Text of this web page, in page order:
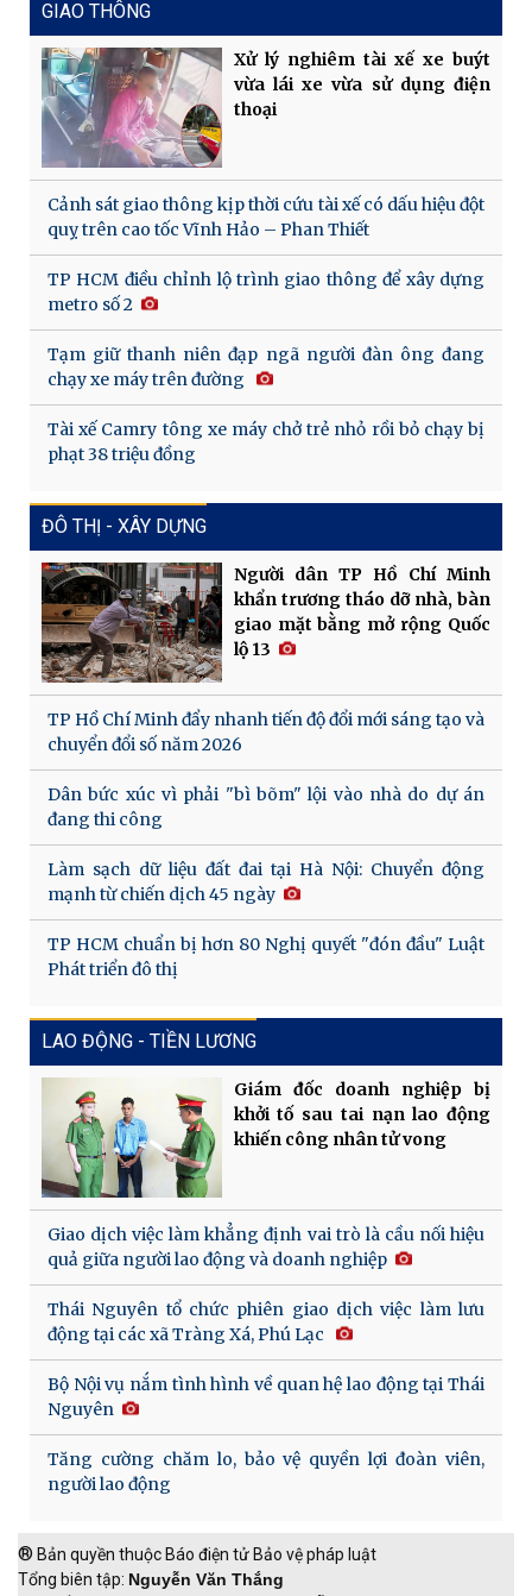
GIAO THÔNG
Xử lý nghiêm tài xế xe buýt
vừa lái xe vừa sử dụng điện
thoại
Cảnh sát giao thông kịp thời cứu tài xế có dấu hiệu đột
quỵ trên cao tốc Vĩnh Hảo – Phan Thiết
TP HCM điều chỉnh lộ trình giao thông để xây dựng
metro số 2
Tạm giữ thanh niên đạp ngã người đàn ông đang
chạy xe máy trên đường
Tài xế Camry tông xe máy chở trẻ nhỏ rồi bỏ chạy bị
phạt 38 triệu đồng
ĐÔ THỊ - XÂY DỰNG
Người dân TP Hồ Chí Minh
khẩn trương tháo dỡ nhà, bàn
giao mặt bằng mở rộng Quốc
lộ 13
TP Hồ Chí Minh đẩy nhanh tiến độ đổi mới sáng tạo và
chuyển đổi số năm 2026
Dân bức xúc vì phải "bì bõm" lội vào nhà do dự án
đang thi công
Làm sạch dữ liệu đất đai tại Hà Nội: Chuyển động
mạnh từ chiến dịch 45 ngày
TP HCM chuẩn bị hơn 80 Nghị quyết "đón đầu" Luật
Phát triển đô thị
LAO ĐỘNG - TIỀN LƯƠNG
Giám đốc doanh nghiệp bị
khởi tố sau tai nạn lao động
khiến công nhân tử vong
Giao dịch việc làm khẳng định vai trò là cầu nối hiệu
quả giữa người lao động và doanh nghiệp
Thái Nguyên tổ chức phiên giao dịch việc làm lưu
động tại các xã Tràng Xá, Phú Lạc
Bộ Nội vụ nắm tình hình về quan hệ lao động tại Thái
Nguyên
Tăng cường chăm lo, bảo vệ quyền lợi đoàn viên,
người lao động
® Bản quyền thuộc Báo điện tử Bảo vệ pháp luật
Tổng biên tập: Nguyễn Văn Thắng